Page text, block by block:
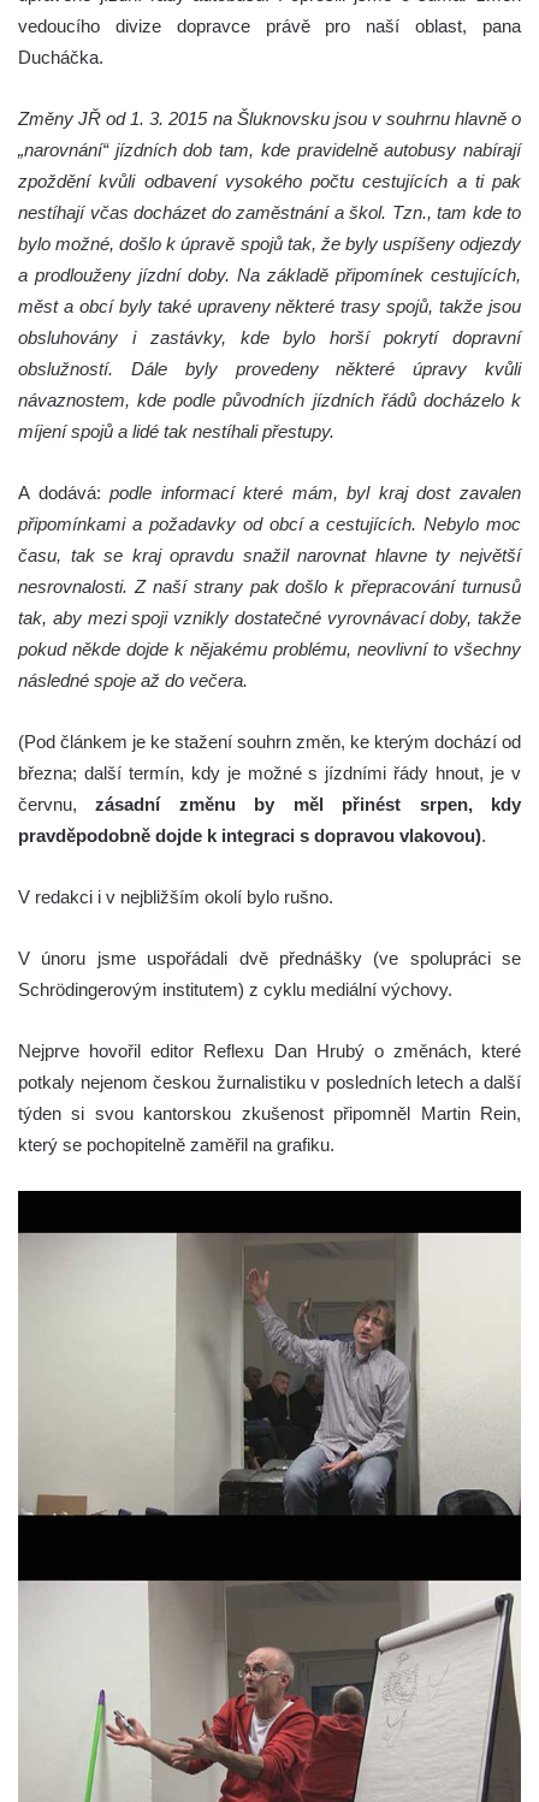
vedoucího divize dopravce právě pro naší oblast, pana
Ducháčka.
Změny JŘ od 1. 3. 2015 na Šluknovsku jsou v souhrnu hlavně o
„narovnání“ jízdních dob tam, kde pravidelně autobusy nabírají
zpoždění kvůli odbavení vysokého počtu cestujících a ti pak
nestíhají včas docházet do zaměstnání a škol. Tzn., tam kde to
bylo možné, došlo k úpravě spojů tak, že byly uspíšeny odjezdy
a prodlouženy jízdní doby. Na základě připomínek cestujících,
měst a obcí byly také upraveny některé trasy spojů, takže jsou
obsluhovány i zastávky, kde bylo horší pokrytí dopravní
obslužností. Dále byly provedeny některé úpravy kvůli
návaznostem, kde podle původních jízdních řádů docházelo k
míjení spojů a lidé tak nestíhali přestupy.
A dodává:podle informací které mám, byl kraj dost zavalen
připomínkami a požadavky od obcí a cestujících. Nebylo moc
času, tak se kraj opravdu snažil narovnat hlavne ty největší
nesrovnalosti. Z naší strany pak došlo k přepracování turnusů
tak, aby mezi spoji vznikly dostatečné vyrovnávací doby, takže
pokud někde dojde k nějakému problému, neovlivní to všechny
následné spoje až do večera.
(Pod článkem je ke stažení souhrn změn, ke kterým dochází od
března; další termín, kdy je možné s jízdními řády hnout, je v
červnu,zásadní změnu by měl přinést srpen, kdy
pravděpodobně dojde k integraci s dopravou vlakovou).
V redakci i v nejbližším okolí bylo rušno.
V únoru jsme uspořádali dvě přednášky (ve spolupráci se
Schrödingerovým institutem) z cyklu mediální výchovy.
Nejprve hovořil editor Reflexu Dan Hrubý o změnách, které
potkaly nejenom českou žurnalistiku v posledních letech a další
týden si svou kantorskou zkušenost připomněl Martin Rein,
který se pochopitelně zaměřil na grafiku.